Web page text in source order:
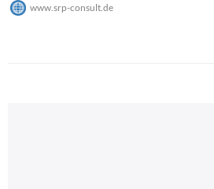
www.srp-consult.de